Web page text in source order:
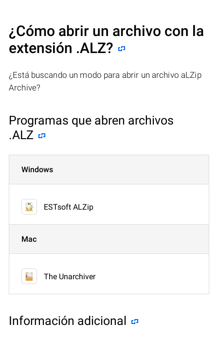
¿Cómo abrir un archivo con la
extensión .ALZ?
¿Está buscando un modo para abrir un archivo aLZip
Archive?
Programas que abren archivos
.ALZ
Windows
ESTsoft ALZip
Mac
The Unarchiver
Información adicional